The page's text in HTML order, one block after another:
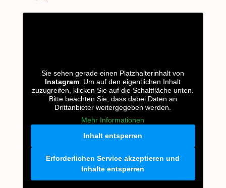
Sie sehen gerade einen Platzhalterinhalt von
Instagram. Um auf den eigentlichen Inhalt
zuzugreifen, klicken Sie auf die Schaltfläche unten.
Bitte beachten Sie, dass dabei Daten an
Drittanbieter weitergegeben werden.
Mehr Informationen
Inhalt entsperren
Erforderlichen Service akzeptieren und
Inhalte entsperren